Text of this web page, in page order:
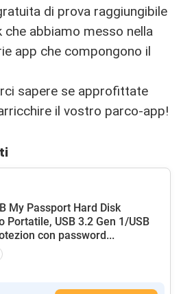
di prova raggiungibile
abbiamo messo nella
app che compongono il
sapere se approfittate
il vostro parco-app!
My Passport Hard Disk
Portatile, USB 3.2 Gen 1/USB
con password...